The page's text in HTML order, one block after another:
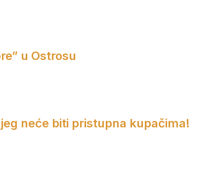
u Ostrosu
neće biti pristupna kupačima!